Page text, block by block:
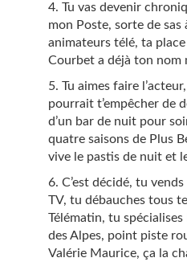
Tu vas devenir
mon Poste, sorte de sas
animateurs télé, ta
Courbet a déjà ton nom
Tu aimes faire
pourrait t’empêcher de
d’un bar de nuit pour
quatre saisons de Plus
vive le pastis de nuit et
C’est décidé, tu
TV, tu débauches tous
Télématin, tu
des Alpes, point piste
Valérie Maurice, ça la